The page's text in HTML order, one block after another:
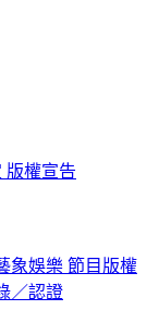
版權宣告
象娛樂 節目版權
／認證